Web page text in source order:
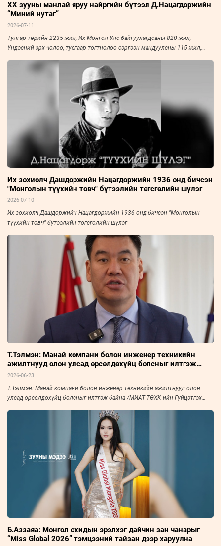
ХХ зууны манлай яруу найргийн бүтээл Д.Нацагдоржийн
“Миний нутаг”
2026-07-11
Тулгар төрийн 2235 жил, Их Монгол Улс байгуулагдсаны 820 жил,
Үндэсний эрх чөлөө, тусгаар тогтнолоо сэргээн мандуулсны 115 жил,
шинэ үеийн уран зохиолыг үндэслэгч, зохиолч Д.Нацагдоржийн
мэндэлсний 120 жилийн ой энэ онд тохиож байна.
Их зохиолч Дашдоржийн Нацагдоржийн 1936 онд бичсэн
"Монголын түүхийн товч" бүтээлийн төгсгөлийн шүлэг
2026-07-10
Их зохиолч Дашдоржийн Нацагдоржийн 1936 онд бичсэн "Монголын
түүхийн товч" бүтээлийн төгсгөлийн шүлэг
Т.Тэлмэн: Манай компани болон инженер техникийн
ажилтнууд олон улсад өрсөлдөхүйц болсныг илтгэж
байна
2026-06-23
Т.Тэлмэн: Манай компани болон инженер техникийн ажилтнууд олон
улсад өрсөлдөхүйц болсныг илтгэж байна /МИАТ ТӨХК-ийн Гүйцэтгэх
Б.Аззаяа: Монгол охидын эрэлхэг дайчин зан чанарыг
“Miss Global 2026” тэмцээний тайзан дээр харуулна